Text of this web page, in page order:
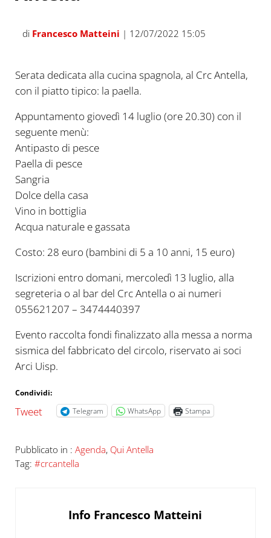
di Francesco Matteini | 12/07/2022 15:05
Serata dedicata alla cucina spagnola, al Crc Antella,
con il piatto tipico: la paella.
Appuntamento giovedì 14 luglio (ore 20.30) con il
seguente menù:
Antipasto di pesce
Paella di pesce
Sangria
Dolce della casa
Vino in bottiglia
Acqua naturale e gassata
Costo: 28 euro (bambini di 5 a 10 anni, 15 euro)
Iscrizioni entro domani, mercoledì 13 luglio, alla
segreteria o al bar del Crc Antella o ai numeri
055621207 – 3474440397
Evento raccolta fondi finalizzato alla messa a norma
sismica del fabbricato del circolo, riservato ai soci
Arci Uisp.
Condividi:
Tweet Telegram WhatsApp Stampa
Pubblicato in : Agenda, Qui Antella
Tag: #crcantella
Info Francesco Matteini